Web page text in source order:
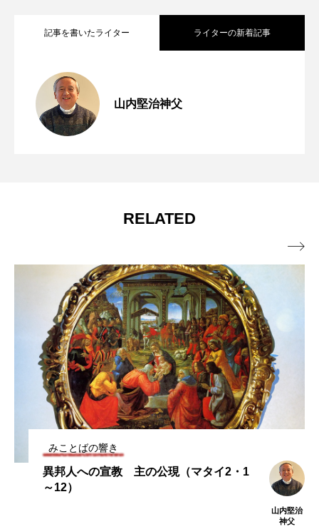
記事を書いたライター ライターの新着記事
山内堅治神父
2026.08.07
2026.08.06
RELATED
みことばの響き
異邦人への宣教 主の公現（マタイ2・1
～12）
山内堅治
神父
